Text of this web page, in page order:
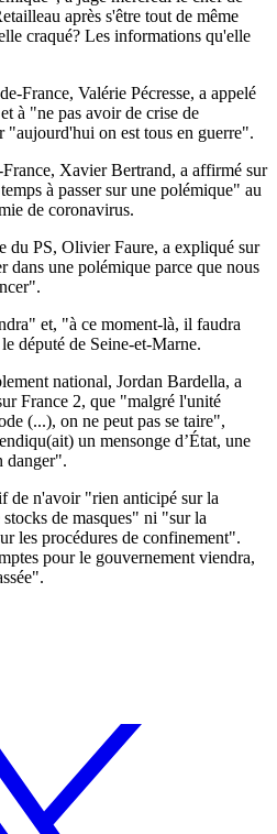
après s'être tout de même
craqué? Les informations qu'elle
France, Valérie Pécresse, a appelé
à "ne pas avoir de crise de
"aujourd'hui on est tous en guerre".
Xavier Bertrand, a affirmé sur
à passer sur une polémique" au
de coronavirus.
du PS, Olivier Faure, a expliqué sur
dans une polémique parce que nous
et, "à ce moment-là, il faudra
député de Seine-et-Marne.
national, Jordan Bardella, a
France 2, que "malgré l'unité
(...), on ne peut pas se taire",
un mensonge d’État, une
danger".
de n'avoir "rien anticipé sur la
de masques" ni "sur la
les procédures de confinement".
pour le gouvernement viendra,